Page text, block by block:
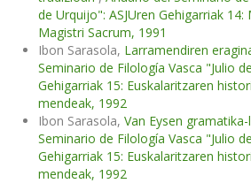
de Urquijo": ASJUren Gehigarriak
Magistri Sacrum, 1991
Ibon Sarasola, Larramendiren
Seminario de Filología Vasca "Julio
Gehigarriak 15: Euskalaritzaren
mendeak, 1992
Ibon Sarasola, Van Eysen
Seminario de Filología Vasca "Julio
Gehigarriak 15: Euskalaritzaren
mendeak, 1992